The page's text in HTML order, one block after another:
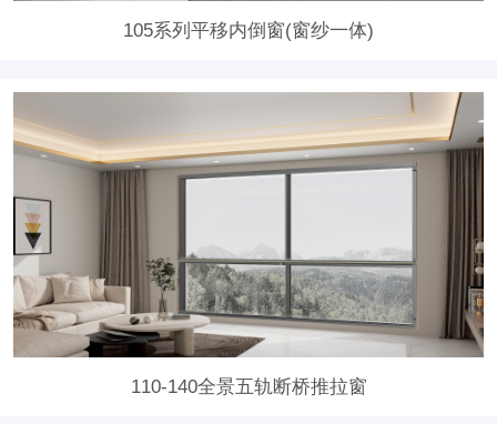
105系列平移内倒窗(窗纱一体)
110-140全景五轨断桥推拉窗